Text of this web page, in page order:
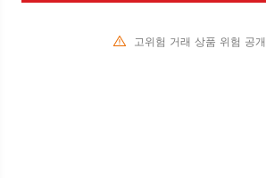
고위험 거래 상품 위험 공개